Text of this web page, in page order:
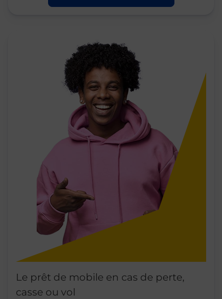
Le prêt de mobile en cas de perte,
casse ou vol